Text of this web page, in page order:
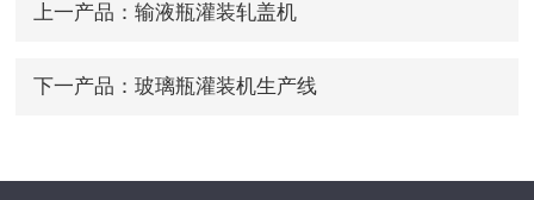
上一产品： 输液瓶灌装轧盖机
下一产品： 玻璃瓶灌装机生产线